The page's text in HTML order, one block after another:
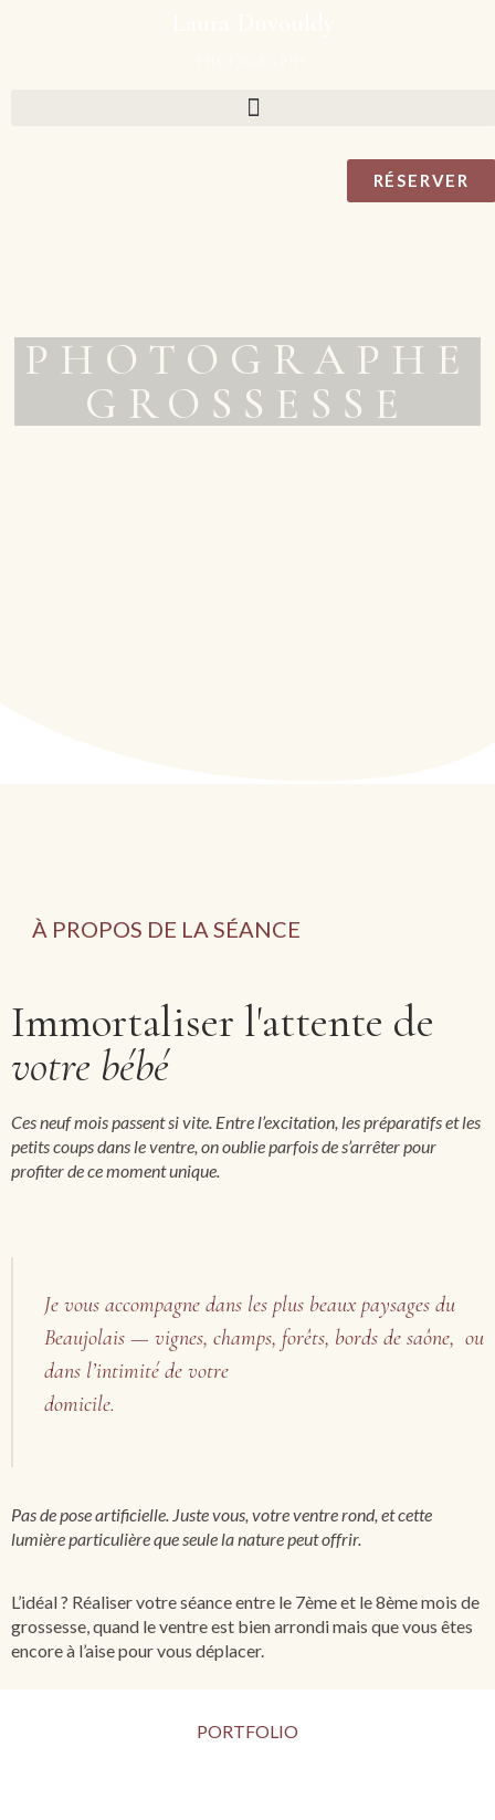
RÉSERVER
PHOTOGRAPHE
GROSSESSE
À PROPOS DE LA SÉANCE
Immortaliser l'attente de
votre bébé
Ces neuf mois passent si vite. Entre l’excitation, les préparatifs et les
petits coups dans le ventre, on oublie parfois de s’arrêter pour
profiter de ce moment unique.
Je vous accompagne dans les plus beaux paysages du
Beaujolais — vignes, champs, forêts, bords de saône, ou
dans l’intimité de votre
domicile.
Pas de pose artificielle. Juste vous, votre ventre rond, et cette
lumière particulière que seule la nature peut offrir.
L’idéal ? Réaliser votre séance entre le 7ème et le 8ème mois de
grossesse, quand le ventre est bien arrondi mais que vous êtes
encore à l’aise pour vous déplacer.
PORTFOLIO